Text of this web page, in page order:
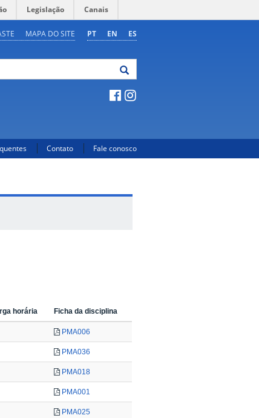
Legislação Canais
PT EN ES
MAPA DO SITE
Contato Fale conosco
horária Ficha da disciplina
PMA006
PMA036
PMA018
PMA001
PMA025